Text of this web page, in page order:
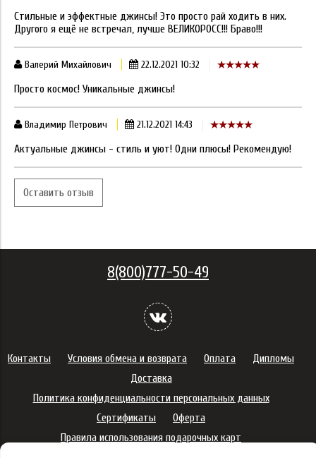
Стильные и эффектные джинсы! Это просто рай ходить в них.
Другого я ещё не встречал, лучше ВЕЛИКОРОСС!!! Браво!!!
Валерий Михайлович 22.12.2021 10:32
Просто космос! Уникальные джинсы!
Владимир Петрович 21.12.2021 14:43
Актуальные джинсы - стиль и уют! Одни плюсы! Рекомендую!
Оставить отзыв
8(800)777-50-49
Контакты Условия обмена и возврата Оплата
Дипломы
Доставка
Политика конфиденциальности персональных данных
Сертификаты
Оферта
Правила использования подарочных карт